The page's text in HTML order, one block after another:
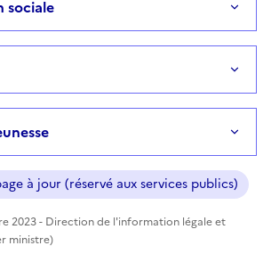
sociale
à jour (réservé aux services publics)
2023 - Direction de l'information légale et
ministre)